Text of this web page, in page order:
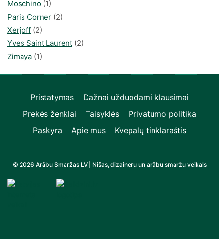
Moschino (1)
Paris Corner (2)
Xerjoff (2)
Yves Saint Laurent (2)
Zimaya (1)
Pristatymas
Dažnai užduodami klausimai
Prekės ženklai
Taisyklės
Privatumo politika
Paskyra
Apie mus Kvepalų tinklaraštis
© 2026 Arābu Smaržas LV | Nišas, dizaineru un arābu smaržu veikals